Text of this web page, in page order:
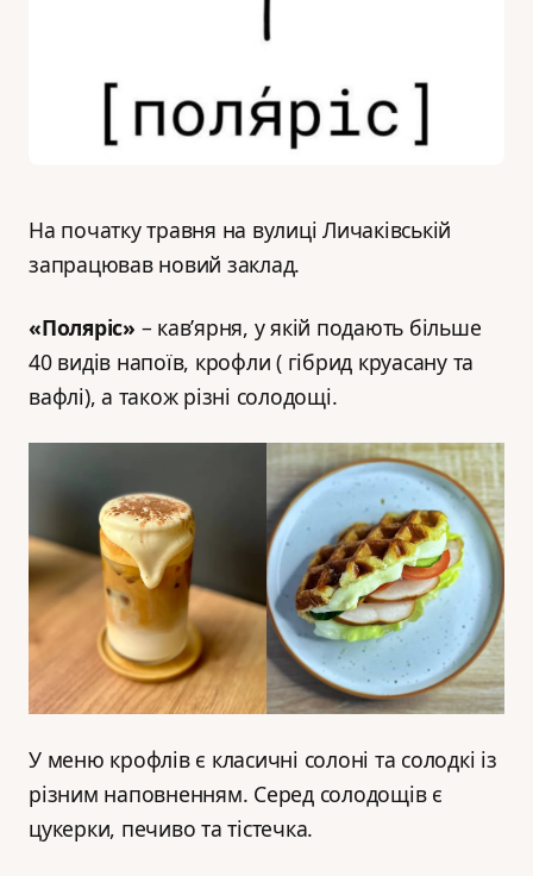
На початку травня на вулиці Личаківській
запрацював новий заклад.
«Поляріс» – кавʼярня, у якій подають більше
40 видів напоїв, крофли ( гібрид круасану та
вафлі), а також різні солодощі.
У меню крофлів є класичні солоні та солодкі із
різним наповненням. Серед солодощів є
цукерки, печиво та тістечка.